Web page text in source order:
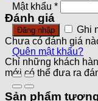
Đánh giá
Chưa có đánh giá
Chỉ những khách
mới có thể đưa ra
Sản phẩm
Mật khẩu *
Đăng nhập Ghi
Quên mật khẩu?